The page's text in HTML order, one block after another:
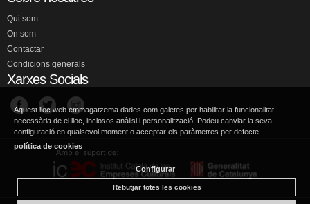
Qui som
On som
Contactar
Condicions generals
Xarxes Socials
Aquest lloc web emmagatzema dades com galetes per habilitar la funcionalitat
necessària de el lloc, inclosos anàlisi i personalització. Podeu canviar la seva
configuració en qualsevol moment o acceptar els paràmetres per defecte.
política de cookies
Configurar
Rebutjar totes les cookies